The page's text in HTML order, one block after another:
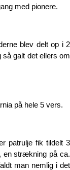
med pionere.
blev delt op i 2
så galt det ellers om
på hele 5 vers.
patrulje fik tildelt 3
en strækning på ca.
man nemlig i det